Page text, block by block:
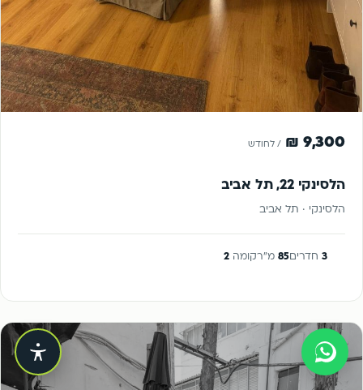
9,300 ₪ / לחודש
הלסינקי 22, תל אביב
הלסינקי · תל אביב
3 חדרים85 מ"רקומה2